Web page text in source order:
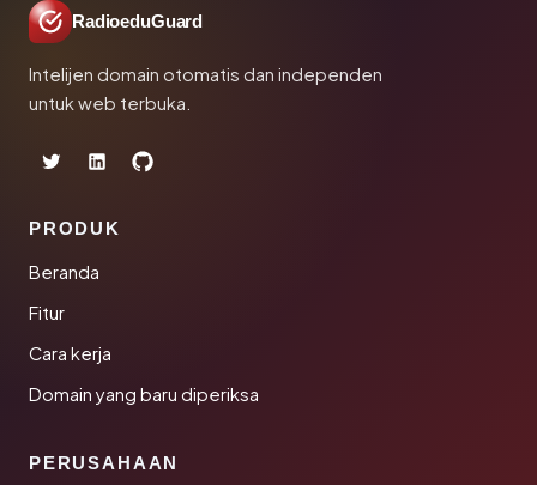
RadioeduGuard
Intelijen domain otomatis dan independen
untuk web terbuka.
PRODUK
Beranda
Fitur
Cara kerja
Domain yang baru diperiksa
PERUSAHAAN